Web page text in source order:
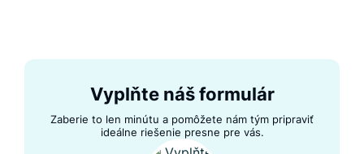
Vyplňte náš formulár
Zaberie to len minútu a pomôžete nám tým pripraviť
ideálne riešenie presne pre vás.